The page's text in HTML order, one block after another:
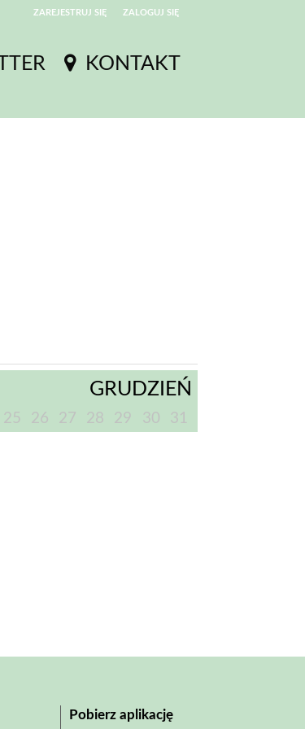
ZAREJESTRUJ SIĘ ZALOGUJ SIĘ
KONTAKT
GRUDZIEŃ
25 26 27 28 29 30 31
Pobierz aplikację